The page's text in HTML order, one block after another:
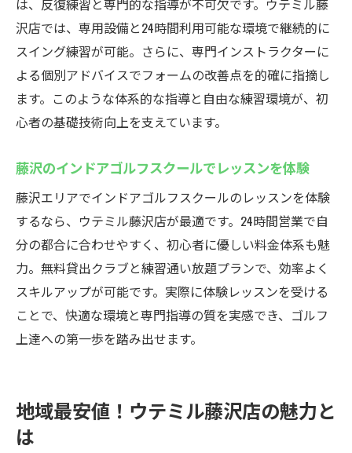
は、反復練習と専門的な指導が不可欠です。ウテミル藤
沢店では、専用設備と24時間利用可能な環境で継続的に
スイング練習が可能。さらに、専門インストラクターに
よる個別アドバイスでフォームの改善点を的確に指摘し
ます。このような体系的な指導と自由な練習環境が、初
心者の基礎技術向上を支えています。
藤沢のインドアゴルフスクールでレッスンを体験
藤沢エリアでインドアゴルフスクールのレッスンを体験
するなら、ウテミル藤沢店が最適です。24時間営業で自
分の都合に合わせやすく、初心者に優しい料金体系も魅
力。無料貸出クラブと練習通い放題プランで、効率よく
スキルアップが可能です。実際に体験レッスンを受ける
ことで、快適な環境と専門指導の質を実感でき、ゴルフ
上達への第一歩を踏み出せます。
地域最安値！ウテミル藤沢店の魅力と
は